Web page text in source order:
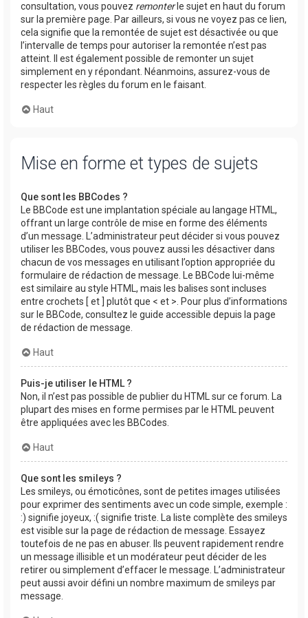
consultation, vous pouvez remonterle sujet en haut du forum
sur la première page. Par ailleurs, si vous ne voyez pas ce lien,
cela signifie que la remontée de sujet est désactivée ou que
l’intervalle de temps pour autoriser la remontée n’est pas
atteint. Il est également possible de remonter un sujet
simplement en y répondant. Néanmoins, assurez-vous de
respecter les règles du forum en le faisant.
Haut
Mise en forme et types de sujets
Que sont les BBCodes ?
Le BBCode est une implantation spéciale au langage HTML,
offrant un large contrôle de mise en forme des éléments
d’un message. L’administrateur peut décider si vous pouvez
utiliser les BBCodes, vous pouvez aussi les désactiver dans
chacun de vos messages en utilisant l’option appropriée du
formulaire de rédaction de message. Le BBCode lui-même
est similaire au style HTML, mais les balises sont incluses
entre crochets [ et ] plutôt que < et >. Pour plus d’informations
sur le BBCode, consultez le guide accessible depuis la page
de rédaction de message.
Haut
Puis-je utiliser le HTML ?
Non, il n’est pas possible de publier du HTML sur ce forum. La
plupart des mises en forme permises par le HTML peuvent
être appliquées avec les BBCodes.
Haut
Que sont les smileys ?
Les smileys, ou émoticônes, sont de petites images utilisées
pour exprimer des sentiments avec un code simple, exemple :
:) signifie joyeux, :( signifie triste. La liste complète des smileys
est visible sur la page de rédaction de message. Essayez
toutefois de ne pas en abuser. Ils peuvent rapidement rendre
un message illisible et un modérateur peut décider de les
retirer ou simplement d’effacer le message. L’administrateur
peut aussi avoir défini un nombre maximum de smileys par
message.